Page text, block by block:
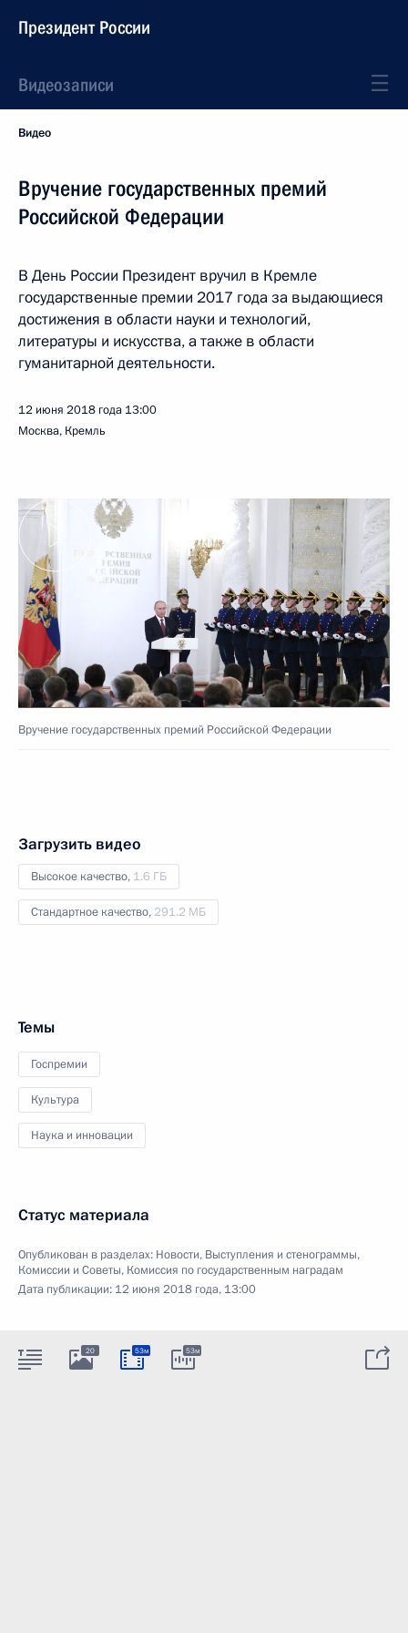
Президент России
Видеозаписи
Видео
Вручение государственных премий
Российской Федерации
В День России Президент вручил в Кремле
государственные премии 2017 года за выдающиеся
достижения в области науки и технологий,
литературы и искусства, а также в области
гуманитарной деятельности.
12 июня 2018 года 13:00
Москва, Кремль
Вручение государственных премий Российской Федерации
Загрузить видео
Высокое качество, 1.6 ГБ
Стандартное качество, 291.2 МБ
Темы
Госпремии
Культура
Наука и инновации
Статус материала
Опубликован в разделах: Новости, Выступления и стенограммы,
Комиссии и Советы, Комиссия по государственным наградам
Дата публикации: 12 июня 2018 года, 13:00
20 53м 53м